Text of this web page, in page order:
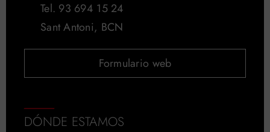
Tel. 93 694 15 24
Sant Antoni, BCN
Formulario web
DÓNDE ESTAMOS